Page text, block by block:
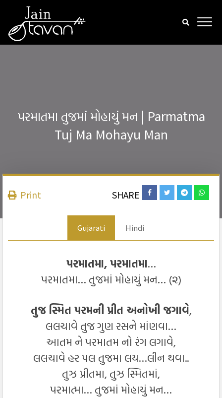
પરમાતમા તુજમાં મોહાયું મન | Parmatma
Tuj Ma Mohayu Man
Print SHARE
Gujarati Hindi
પરમાતમા, પરમાતમા…
પરમાતમા… તુજમાં મોહાયું મન… (૨)
તુજસ્મિત પરમની પ્રીત અનોખી જગાવે,
લલચાવે તુજ ગુણ રસને માંણવા…
આતમ ને પરમાતમ નો રંગ લગાવે,
લલચાવે હર પલ તુજમા લય…લીન થવા..
તુઝ પ્રીતમા, તુઝ સ્મિતમાં,
પરમાત્મા… તુજમાં મોહાયું મન…